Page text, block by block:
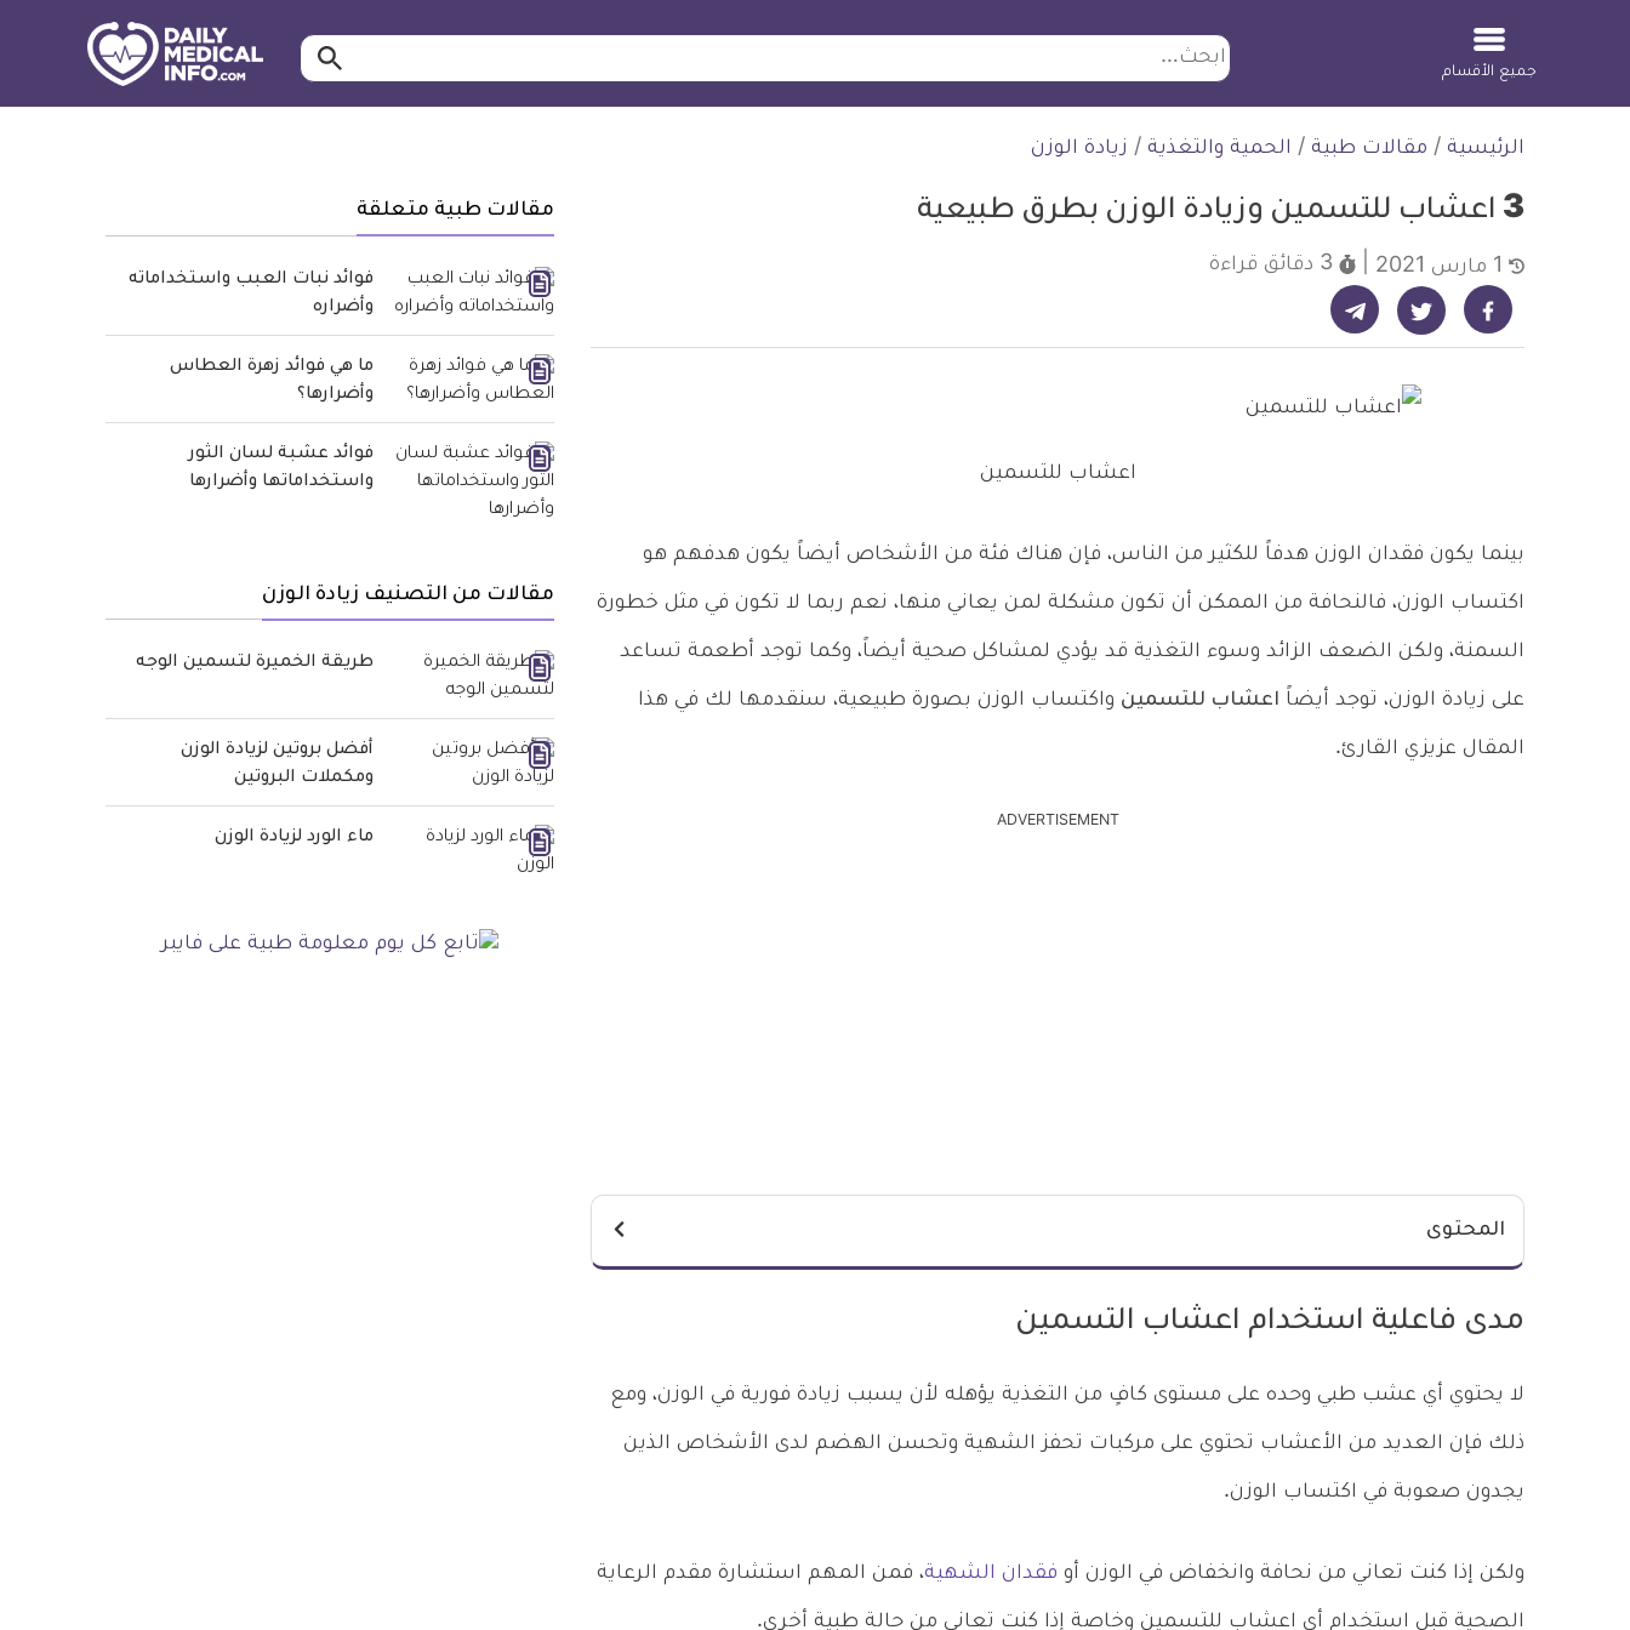
ابحث ابحث…
جميع الأقسام
الرئيسية / مقالات طبية / الحمية والتغذية / زيادة الوزن
3 اعشاب للتسمين وزيادة الوزن بطرق طبيعية
3 دقائق قراءة
شارك على فيسبوك - ديلي ميديكال انفو شارك على تويتر - ديلي ميديكال انفو شارك على تيليجرام - ديلي ميديكال انفو
اعشاب للتسمين
بينما يكون فقدان الوزن هدفاً للكثير من الناس، فإن هناك فئة من الأشخاص أيضاً يكون هدفهم هو
اكتساب الوزن، فالنحافة من الممكن أن تكون مشكلة لمن يعاني منها، نعم ربما لا تكون في مثل خطورة
السمنة، ولكن الضعف الزائد وسوء التغذية قد يؤدي لمشاكل صحية أيضاً، وكما توجد أطعمة تساعد
على زيادة الوزن، توجد أيضاً اعشاب للتسمين واكتساب الوزن بصورة طبيعية، سنقدمها لك في هذا
المقال عزيزي القارئ.
ADVERTISEMENT
المحتوى
مدى فاعلية استخدام اعشاب التسمين
لا يحتوي أي عشب طبي وحده على مستوى كافٍ من التغذية يؤهله لأن يسبب زيادة فورية في الوزن، ومع
ذلك فإن العديد من الأعشاب تحتوي على مركبات تحفز الشهية وتحسن الهضم لدى الأشخاص الذين
يجدون صعوبة في اكتساب الوزن.
ولكن إذا كنت تعاني من نحافة وانخفاض في الوزن أو فقدان الشهية، فمن المهم استشارة مقدم الرعاية
الصحية قبل استخدام أي اعشاب للتسمين وخاصة إذا كنت تعاني من حالة طبية أخرى.
مقالات طبية متعلقة
فوائد نبات العبب واستخداماته
وأضراره
ما هي فوائد زهرة العطاس
وأضرارها؟
فوائد عشبة لسان الثور
واستخداماتها وأضرارها
مقالات من التصنيف زيادة الوزن
طريقة الخميرة لتسمين الوجه
أفضل بروتين لزيادة الوزن
ومكملات البروتين
ماء الورد لزيادة الوزن